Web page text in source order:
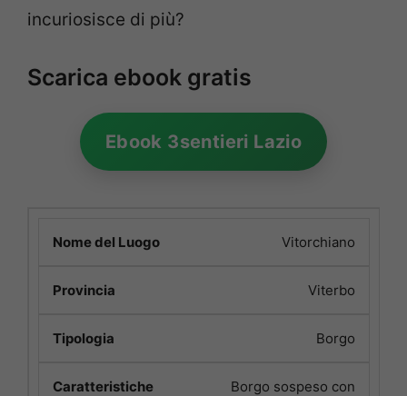
incuriosisce di più?
Scarica ebook gratis
Ebook 3sentieri Lazio
Vitorchiano
Viterbo
Borgo
Borgo sospeso con